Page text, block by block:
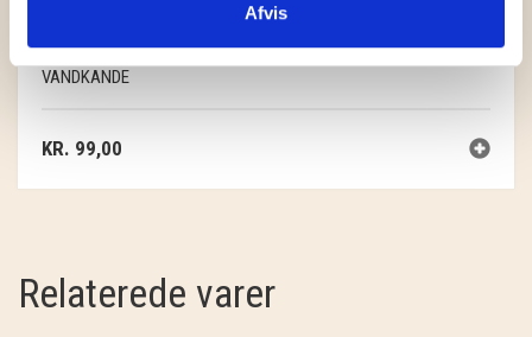
Afvis
VANDKANDE
KR. 99,00
Relaterede varer